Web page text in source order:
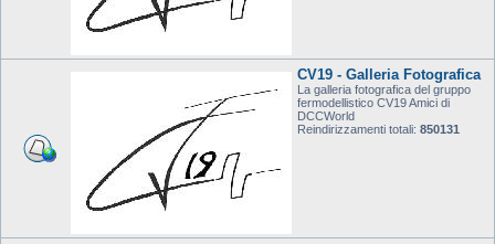
CV19 - Galleria Fotografica
La galleria fotografica del gruppo
fermodellistico CV19 Amici di
DCCWorld
Reindirizzamenti totali: 850131